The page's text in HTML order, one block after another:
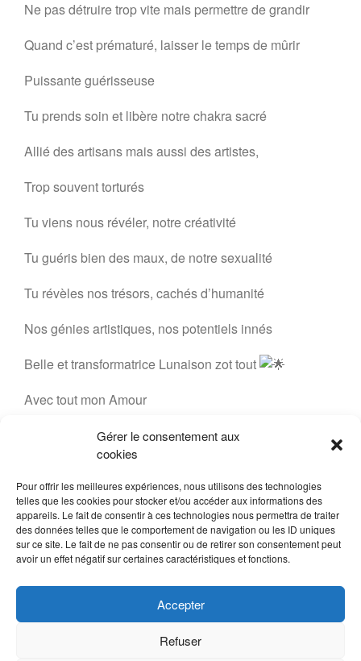
Gérer le consentement aux
cookies
Pour offrir les meilleures expériences, nous utilisons des technologies
telles que les cookies pour stocker et/ou accéder aux informations des
appareils. Le fait de consentir à ces technologies nous permettra de traiter
des données telles que le comportement de navigation ou les ID uniques
sur ce site. Le fait de ne pas consentir ou de retirer son consentement peut
avoir un effet négatif sur certaines caractéristiques et fonctions.
Accepter
Refuser
Ne pas détruire trop vite mais permettre de grandir
Quand c’est prématuré, laisser le temps de mûrir
Puissante guérisseuse
Tu prends soin et libère notre chakra sacré
Allié des artisans mais aussi des artistes,
Trop souvent torturés
Tu viens nous révéler, notre créativité
Tu guéris bien des maux, de notre sexualité
Tu révèles nos trésors, cachés d’humanité
Nos génies artistiques, nos potentiels innés
Belle et transformatrice Lunaison zot tout
Avec tout mon Amour
Marie Léonard
Marie LEONARD
LIRE EN SOI